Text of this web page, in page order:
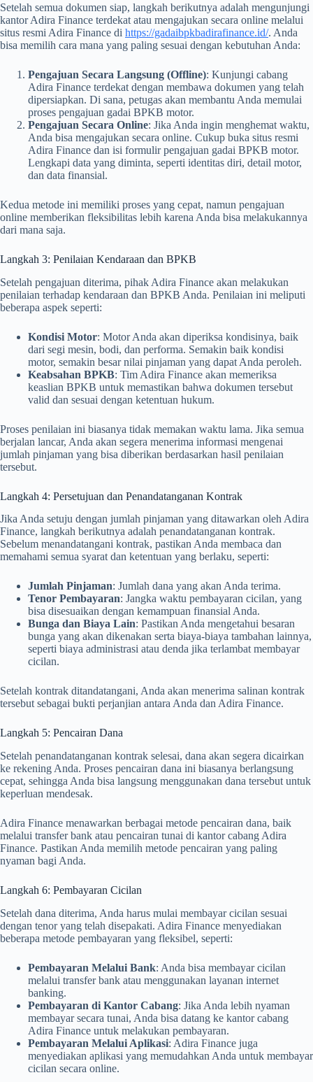
Setelah semua dokumen siap, langkah berikutnya adalah mengunjungi
kantor Adira Finance terdekat atau mengajukan secara online melalui
situs resmi Adira Finance di https://gadaibpkbadirafinance.id/. Anda
bisa memilih cara mana yang paling sesuai dengan kebutuhan Anda:
Pengajuan Secara Langsung (Offline): Kunjungi cabang
Adira Finance terdekat dengan membawa dokumen yang telah
dipersiapkan. Di sana, petugas akan membantu Anda memulai
proses pengajuan gadai BPKB motor.
Pengajuan Secara Online: Jika Anda ingin menghemat waktu,
Anda bisa mengajukan secara online. Cukup buka situs resmi
Adira Finance dan isi formulir pengajuan gadai BPKB motor.
Lengkapi data yang diminta, seperti identitas diri, detail motor,
dan data finansial.
Kedua metode ini memiliki proses yang cepat, namun pengajuan
online memberikan fleksibilitas lebih karena Anda bisa melakukannya
dari mana saja.
Langkah 3: Penilaian Kendaraan dan BPKB
Setelah pengajuan diterima, pihak Adira Finance akan melakukan
penilaian terhadap kendaraan dan BPKB Anda. Penilaian ini meliputi
beberapa aspek seperti:
Kondisi Motor: Motor Anda akan diperiksa kondisinya, baik
dari segi mesin, bodi, dan performa. Semakin baik kondisi
motor, semakin besar nilai pinjaman yang dapat Anda peroleh.
Keabsahan BPKB: Tim Adira Finance akan memeriksa
keaslian BPKB untuk memastikan bahwa dokumen tersebut
valid dan sesuai dengan ketentuan hukum.
Proses penilaian ini biasanya tidak memakan waktu lama. Jika semua
berjalan lancar, Anda akan segera menerima informasi mengenai
jumlah pinjaman yang bisa diberikan berdasarkan hasil penilaian
tersebut.
Langkah 4: Persetujuan dan Penandatanganan Kontrak
Jika Anda setuju dengan jumlah pinjaman yang ditawarkan oleh Adira
Finance, langkah berikutnya adalah penandatanganan kontrak.
Sebelum menandatangani kontrak, pastikan Anda membaca dan
memahami semua syarat dan ketentuan yang berlaku, seperti:
Jumlah Pinjaman: Jumlah dana yang akan Anda terima.
Tenor Pembayaran: Jangka waktu pembayaran cicilan, yang
bisa disesuaikan dengan kemampuan finansial Anda.
Bunga dan Biaya Lain: Pastikan Anda mengetahui besaran
bunga yang akan dikenakan serta biaya-biaya tambahan lainnya,
seperti biaya administrasi atau denda jika terlambat membayar
cicilan.
Setelah kontrak ditandatangani, Anda akan menerima salinan kontrak
tersebut sebagai bukti perjanjian antara Anda dan Adira Finance.
Langkah 5: Pencairan Dana
Setelah penandatanganan kontrak selesai, dana akan segera dicairkan
ke rekening Anda. Proses pencairan dana ini biasanya berlangsung
cepat, sehingga Anda bisa langsung menggunakan dana tersebut untuk
keperluan mendesak.
Adira Finance menawarkan berbagai metode pencairan dana, baik
melalui transfer bank atau pencairan tunai di kantor cabang Adira
Finance. Pastikan Anda memilih metode pencairan yang paling
nyaman bagi Anda.
Langkah 6: Pembayaran Cicilan
Setelah dana diterima, Anda harus mulai membayar cicilan sesuai
dengan tenor yang telah disepakati. Adira Finance menyediakan
beberapa metode pembayaran yang fleksibel, seperti:
Pembayaran Melalui Bank: Anda bisa membayar cicilan
melalui transfer bank atau menggunakan layanan internet
banking.
Pembayaran di Kantor Cabang: Jika Anda lebih nyaman
membayar secara tunai, Anda bisa datang ke kantor cabang
Adira Finance untuk melakukan pembayaran.
Pembayaran Melalui Aplikasi: Adira Finance juga
menyediakan aplikasi yang memudahkan Anda untuk membayar
cicilan secara online.